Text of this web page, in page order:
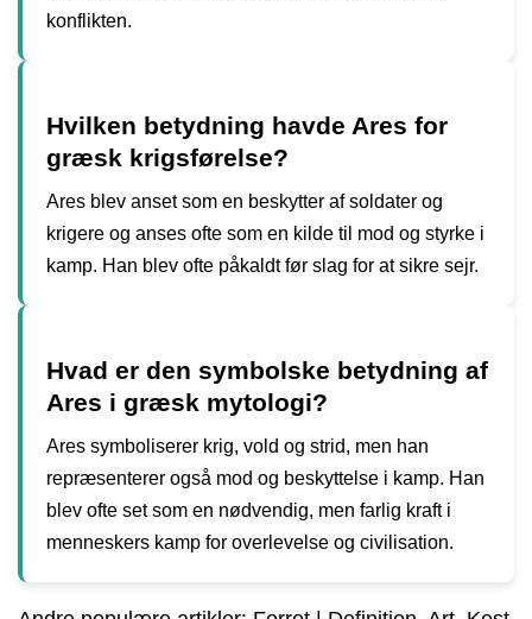
konflikten.
Hvilken betydning havde Ares for
græsk krigsførelse?
Ares blev anset som en beskytter af soldater og
krigere og anses ofte som en kilde til mod og styrke i
kamp. Han blev ofte påkaldt før slag for at sikre sejr.
Hvad er den symbolske betydning af
Ares i græsk mytologi?
Ares symboliserer krig, vold og strid, men han
repræsenterer også mod og beskyttelse i kamp. Han
blev ofte set som en nødvendig, men farlig kraft i
menneskers kamp for overlevelse og civilisation.